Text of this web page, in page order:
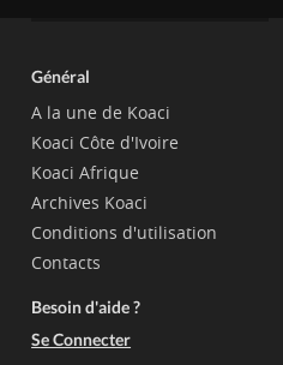
Général
A la une de Koaci
Koaci Côte d'Ivoire
Koaci Afrique
Archives Koaci
Conditions d'utilisation
Contacts
Besoin d'aide ?
Se Connecter